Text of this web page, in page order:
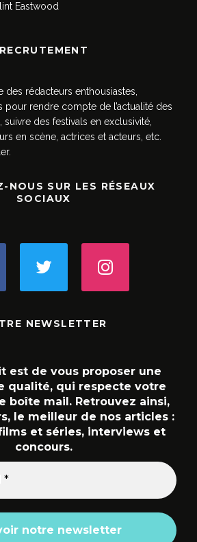
Eastwood
RECRUTEMENT
des rédacteurs enthousiastes,
pour rendre compte de l’actualité des
suivre des festivals en exclusivité,
en scène, actrices et acteurs, etc.
NOUS SUR LES RÉSEAUX
SOCIAUX
NEWSLETTER
est de vous proposer une
qualité, qui respecte votre
boîte mail. Retrouvez ainsi,
le meilleur de nos articles :
et séries, interviews et
concours.